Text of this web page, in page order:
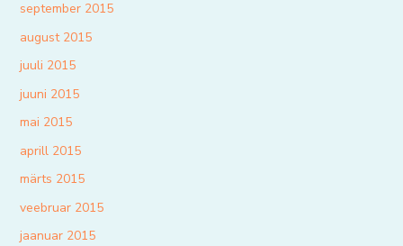
september 2015
august 2015
juuli 2015
juuni 2015
mai 2015
aprill 2015
märts 2015
veebruar 2015
jaanuar 2015